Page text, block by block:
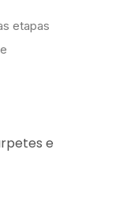
etapas
e